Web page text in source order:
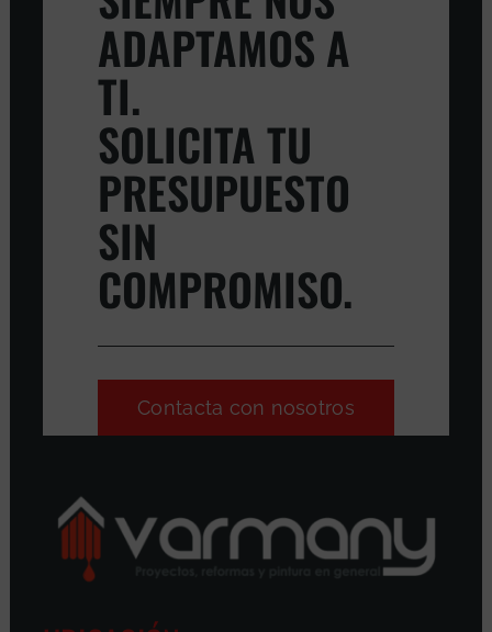
ADAPTAMOS A
TI.
SOLICITA TU
PRESUPUESTO
SIN
COMPROMISO.
Contacta con nosotros